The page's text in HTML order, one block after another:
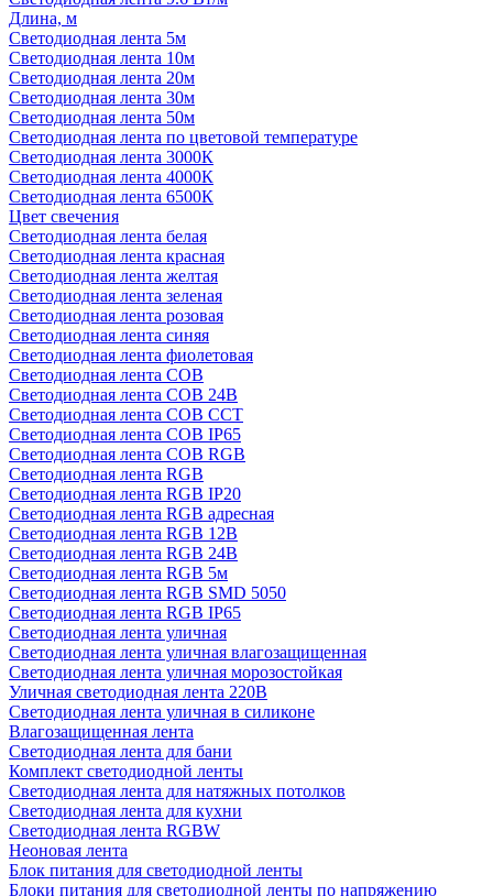
Длина, м
Светодиодная лента 5м
Светодиодная лента 10м
Светодиодная лента 20м
Светодиодная лента 30м
Светодиодная лента 50м
Светодиодная лента по цветовой температуре
Светодиодная лента 3000К
Светодиодная лента 4000К
Светодиодная лента 6500К
Цвет свечения
Светодиодная лента белая
Светодиодная лента красная
Светодиодная лента желтая
Светодиодная лента зеленая
Светодиодная лента розовая
Светодиодная лента синяя
Светодиодная лента фиолетовая
Светодиодная лента COB
Светодиодная лента COB 24В
Светодиодная лента COB CCT
Светодиодная лента COB IP65
Светодиодная лента COB RGB
Светодиодная лента RGB
Светодиодная лента RGB IP20
Светодиодная лента RGB адресная
Светодиодная лента RGB 12В
Светодиодная лента RGB 24В
Светодиодная лента RGB 5м
Светодиодная лента RGB SMD 5050
Светодиодная лента RGB IP65
Светодиодная лента уличная
Светодиодная лента уличная влагозащищенная
Светодиодная лента уличная морозостойкая
Уличная светодиодная лента 220В
Светодиодная лента уличная в силиконе
Влагозащищенная лента
Светодиодная лента для бани
Комплект светодиодной ленты
Светодиодная лента для натяжных потолков
Светодиодная лента для кухни
Светодиодная лента RGBW
Неоновая лента
Блок питания для светодиодной ленты
Блоки питания для светодиодной ленты по напряжению